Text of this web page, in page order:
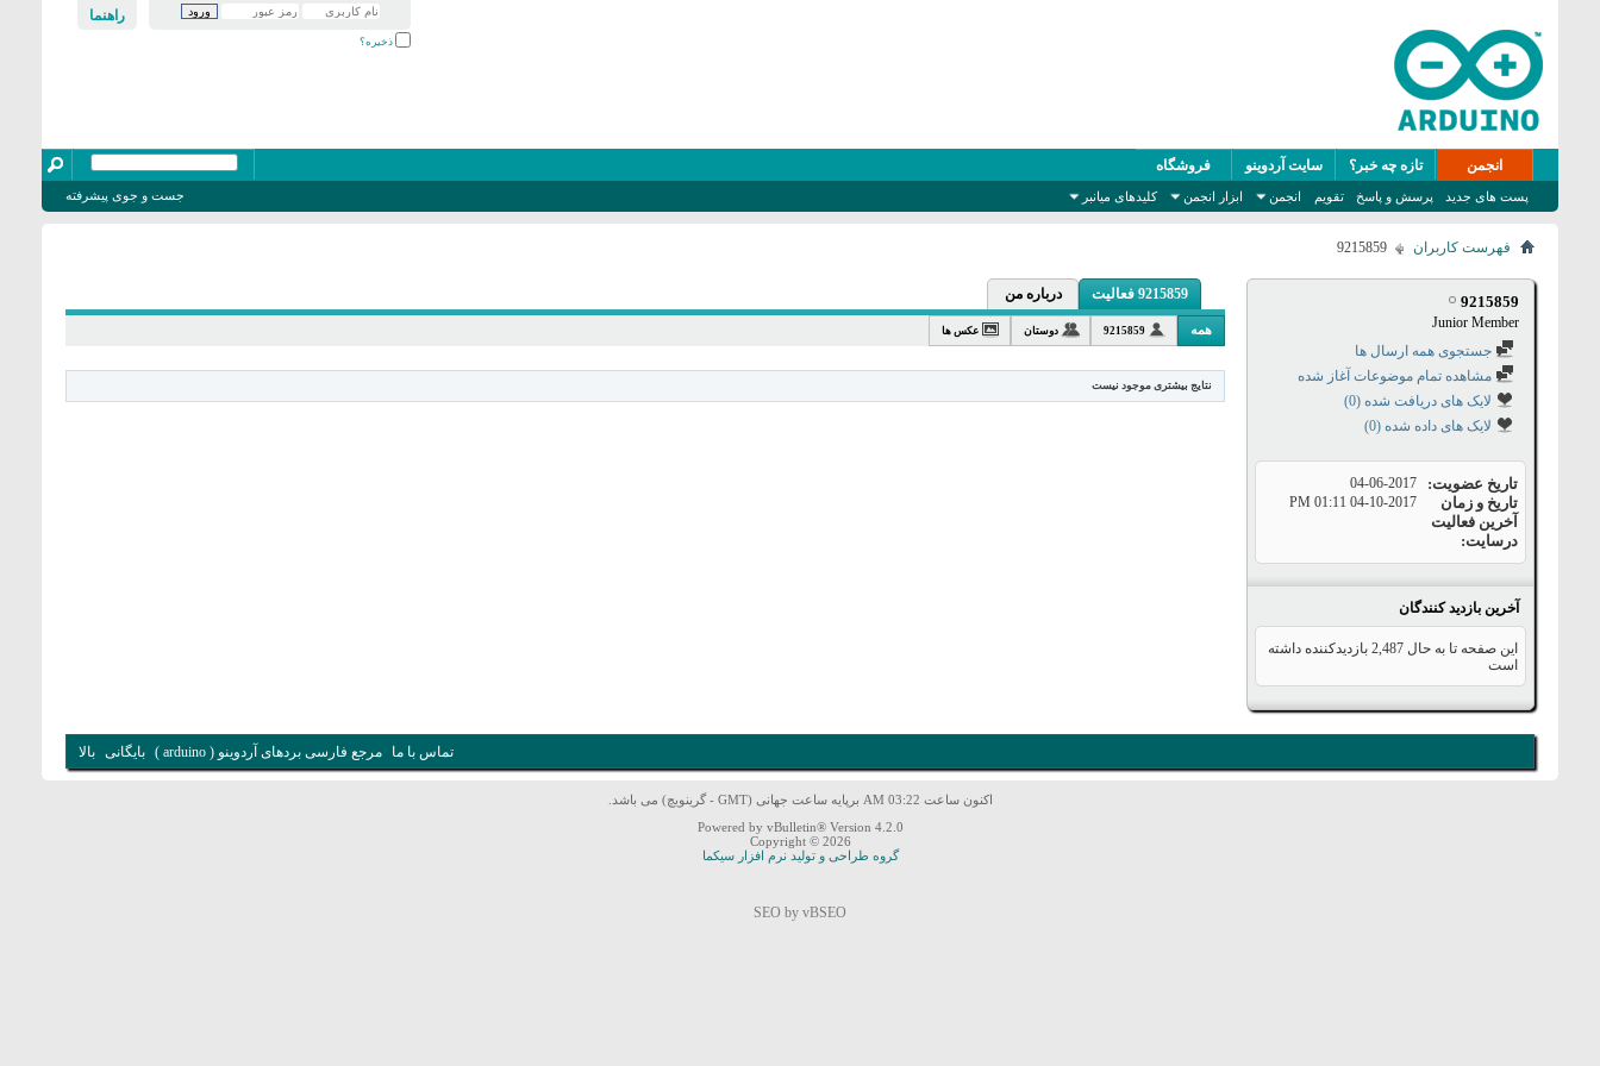
راهنما
ذخیره؟
انجمن
پست های جدید پرسش و پاسخ تقویم انجمن ابزار انجمن کلیدهای میانبر
تازه چه خبر؟ سایت آردوینو فروشگاه
جست و جوی پیشرفته
فهرست کاربران 9215859
9215859
Junior Member
جستجوی همه ارسال ها
مشاهده تمام موضوعات آغاز شده
لایک های دریافت شده (0)
لایک های داده شده (0)
تاریخ عضویت 04-06-2017
تاریخ و زمان
آخرین فعالیت
درسایت
04-10-2017
01:11 PM
آخرین بازدید کنندگان
این صفحه تا به حال 2,487 بازدیدکننده داشته
است
9215859 فعالیت درباره من
همه 9215859 دوستان عکس ها
نتایج بیشتری موجود نیست
تماس با ما مرجع فارسی بردهای آردوینو ( arduino ) بایگانی بالا
اکنون ساعت 03:22 AM برپایه ساعت جهانی (GMT - گرینویچ) می باشد.
Powered by vBulletin® Version 4.2.0
Copyright © 2026
گروه طراحی و تولید نرم افزار سیکما
SEO by vBSEO